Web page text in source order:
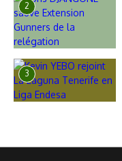
2
3